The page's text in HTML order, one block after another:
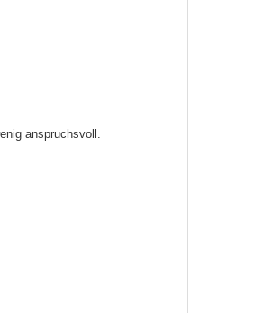
anspruchsvoll.